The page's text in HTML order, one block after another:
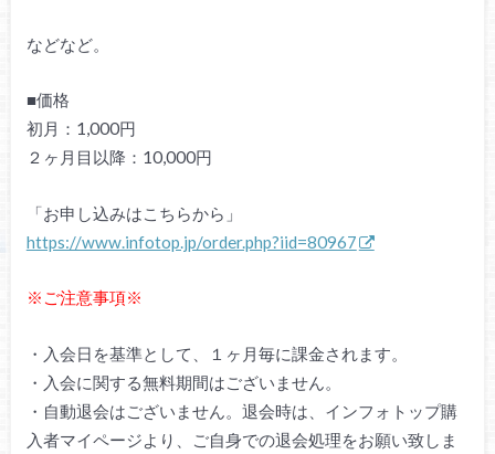
などなど。
■価格
初月：1,000円
２ヶ月目以降：10,000円
「お申し込みはこちらから」
https://www.infotop.jp/order.php?iid=80967
※ご注意事項※
・入会日を基準として、１ヶ月毎に課金されます。
・入会に関する無料期間はございません。
・自動退会はございません。退会時は、インフォトップ購
入者マイページより、ご自身での退会処理をお願い致しま